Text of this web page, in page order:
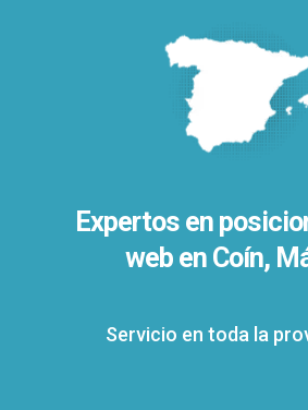
Expertos en
web en Coín,
Servicio en toda la